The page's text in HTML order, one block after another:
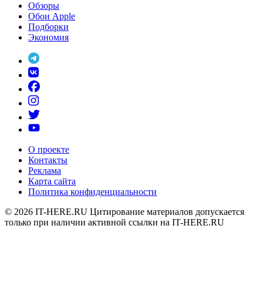
Обзоры
Обои Apple
Подборки
Экономия
О проекте
Контакты
Реклама
Карта сайта
Политика конфиденциальности
© 2026 IT-HERE.RU Цитирование материалов допускается
только при наличии активной ссылки на IT-HERE.RU